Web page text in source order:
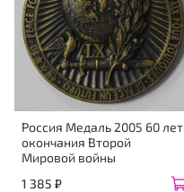
Россия Медаль 2005 60 лет
окончания Второй
Мировой войны
1 385 ₽